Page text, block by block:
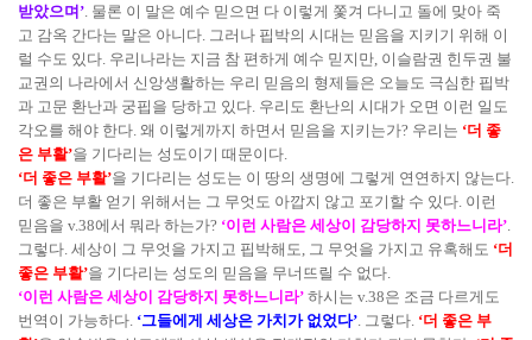
받았으며’. 물론 이 말은 예수 믿으면 다 이렇게 쫓겨 다니고 돌에 맞아 죽
고 감옥 간다는 말은 아니다. 그러나 핍박의 시대는 믿음을 지키기 위해 이
럴 수도 있다. 우리나라는 지금 참 편하게 예수 믿지만, 이슬람권 힌두권 불
교권의 나라에서 신앙생활하는 우리 믿음의 형제들은 오늘도 극심한 핍박
과 고문 환난과 궁핍을 당하고 있다. 우리도 환난의 시대가 오면 이런 일도
각오를 해야 한다. 왜 이렇게까지 하면서 믿음을 지키는가? 우리는 ‘더 좋
은 부활’을 기다리는 성도이기 때문이다.
‘더 좋은 부활’을 기다리는 성도는 이 땅의 생명에 그렇게 연연하지 않는다.
더 좋은 부활 얻기 위해서는 그 무엇도 아깝지 않고 포기할 수 있다. 이런
믿음을 v.38에서 뭐라 하는가? ‘이런 사람은 세상이 감당하지 못하느니라’.
그렇다. 세상이 그 무엇을 가지고 핍박해도, 그 무엇을 가지고 유혹해도 ‘더
좋은 부활’을 기다리는 성도의 믿음을 무너뜨릴 수 없다.
‘이런 사람은 세상이 감당하지 못하느니라’ 하시는 v.38은 조금 다르게도
번역이 가능하다. ‘그들에게 세상은 가치가 없었다’. 그렇다. ‘더 좋은 부